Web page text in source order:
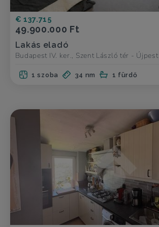
€ 137.715
49.900.000 Ft
Lakás eladó
Budapest IV. ker., Szent László tér - Újpest
1 szoba 34 nm 1 fürdő